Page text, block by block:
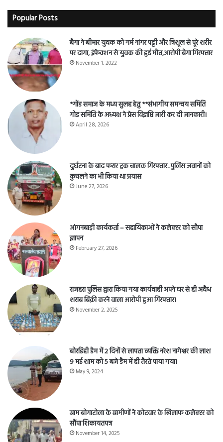
Popular Posts
बैगा ने बीमार युवक को गर्म नांगर पट्टी और त्रिशूल से पूरे शरीर
पर दागा, इंफेक्शन से युवक की हुई मौत,आरोपी बैगा गिरफ्तार
November 1, 2022
*गोंड समाज के मध्य सुलह हेतु **संभागीय समन्वय समिति
गोड समिति के अध्यक्ष ने प्रेस विज्ञप्ति जारी कर दी जानकारी।
April 28, 2026
दुर्घटना के बाद फरार ट्रक चालक गिरफ्तार.. पुलिस जवानों को
कुचलने का भी किया था प्रयास
June 27, 2026
आंगनबाड़ी कार्यकर्ता – सहायिकाओं नेे कलेक्टर को सौपा
ज्ञापन
February 27, 2026
राजहरा पुलिस द्वारा किया गया कार्यवाही अपने घर से ही अवैध
शराब बिक्री करने वाला आरोपी हुआ गिरफ्तार।
November 2, 2025
बोरडिही डैम में 2 दिनों से लापता व्यक्ति नरेश नागेश्वर की लाश
9 मई शाम को 5 बजे डैम में ही तैरते पाया गया।
May 9, 2024
ग्राम बोगाटोला के ग्रामीणों ने कोटवार के खिलाफ कलेक्टर को
सौंपा शिकायतपत्र
November 14, 2025